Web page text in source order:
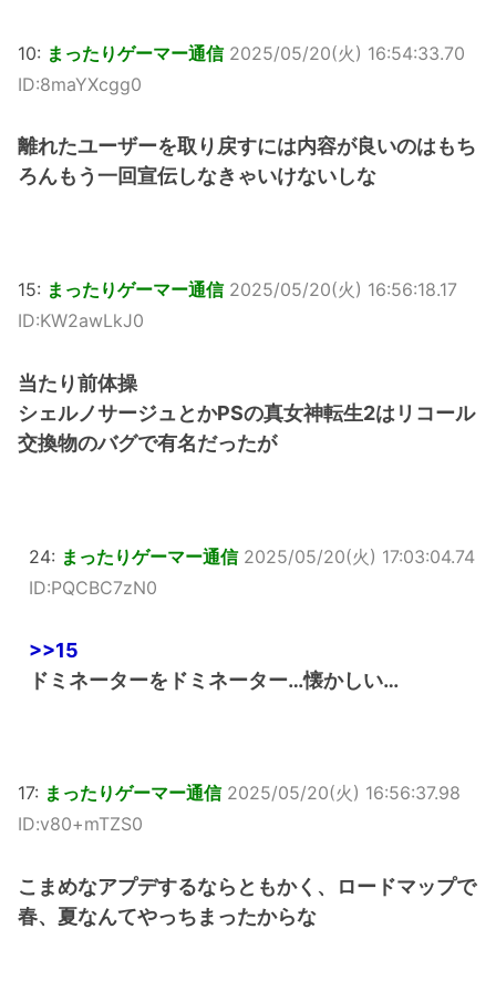
10: まったりゲーマー通信 2025/05/20(火) 16:54:33.70
ID:8maYXcgg0
離れたユーザーを取り戻すには内容が良いのはもち
ろんもう一回宣伝しなきゃいけないしな
15: まったりゲーマー通信 2025/05/20(火) 16:56:18.17
ID:KW2awLkJ0
当たり前体操
シェルノサージュとかPSの真女神転生2はリコール
交換物のバグで有名だったが
24: まったりゲーマー通信 2025/05/20(火) 17:03:04.74
ID:PQCBC7zN0
>>15
ドミネーターをドミネーター…懐かしい…
17: まったりゲーマー通信 2025/05/20(火) 16:56:37.98
ID:v80+mTZS0
こまめなアプデするならともかく、ロードマップで
春、夏なんてやっちまったからな